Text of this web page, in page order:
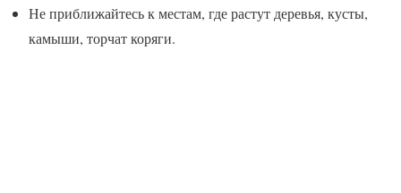
Не приближайтесь к местам, где растут деревья, кусты,
камыши, торчат коряги.